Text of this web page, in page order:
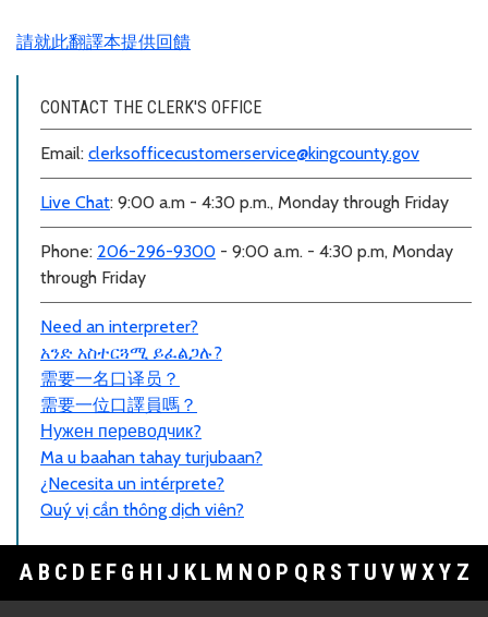
請就此翻譯本提供回饋
CONTACT THE CLERK'S OFFICE
Email: clerksofficecustomerservice@kingcounty.gov
Live Chat: 9:00 a.m - 4:30 p.m., Monday through Friday
Phone: 206-296-9300 - 9:00 a.m. - 4:30 p.m, Monday
through Friday
Need an interpreter?
አንድ አስተርጓሚ ይፈልጋሉ?
需要一名口译员？
需要一位口譯員嗎？
Нужен переводчик?
Ma u baahan tahay turjubaan?
¿Necesita un intérprete?
Quý vị cần thông dịch viên?
A B C D E F G H I J K L M N O P Q R S T U V WXY Z